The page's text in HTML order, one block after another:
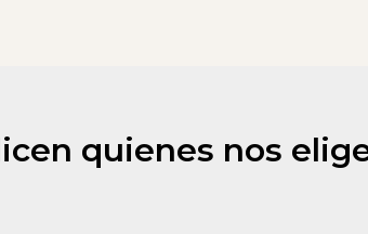
quienes nos